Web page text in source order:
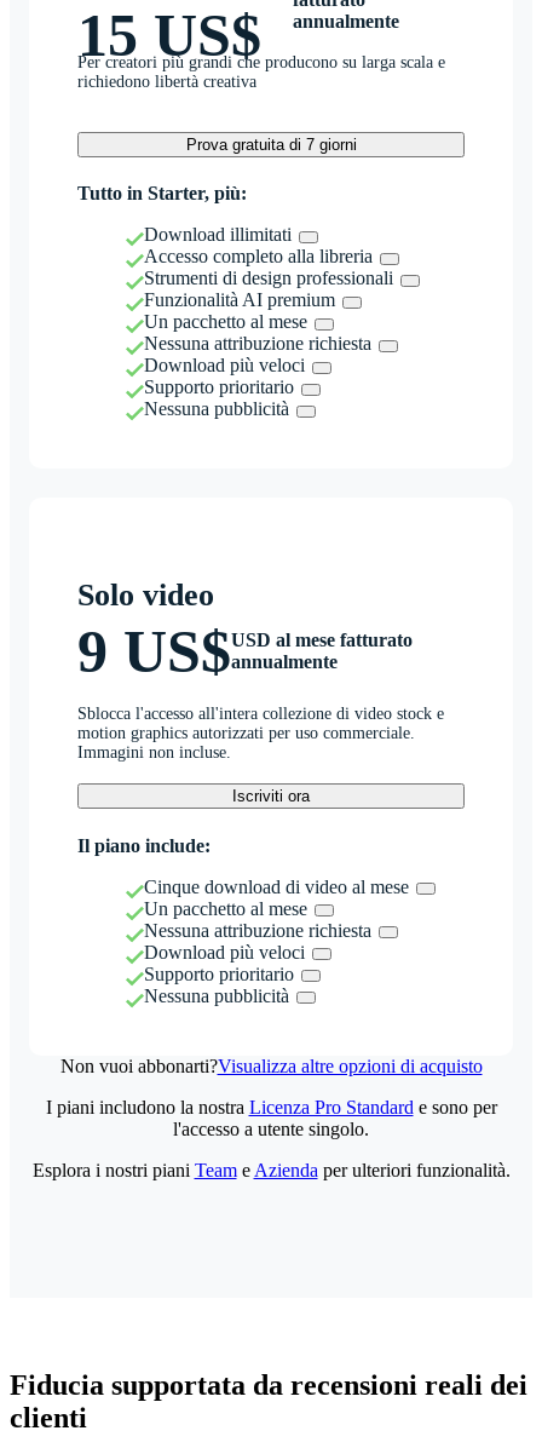
15 US$
annualmente
Per creatori più grandi che producono su larga scala e
richiedono libertà creativa
Prova gratuita di 7 giorni
Tutto in Starter, più:
Download illimitati
Accesso completo alla libreria
Strumenti di design professionali
Funzionalità AI premium
Un pacchetto al mese
Nessuna attribuzione richiesta
Download più veloci
Supporto prioritario
Nessuna pubblicità
Solo video
9 US$USD al mese fatturato
annualmente
Sblocca l'accesso all'intera collezione di video stock e
motion graphics autorizzati per uso commerciale.
Immagini non incluse.
Iscriviti ora
Il piano include:
Cinque download di video al mese
Un pacchetto al mese
Nessuna attribuzione richiesta
Download più veloci
Supporto prioritario
Nessuna pubblicità
Non vuoi abbonarti?Visualizza altre opzioni di acquisto
I piani includono la nostra Licenza Pro Standard e sono per
l'accesso a utente singolo.
Esplora i nostri piani Teame Azienda per ulteriori funzionalità.
Fiducia supportata da recensioni reali dei
clienti